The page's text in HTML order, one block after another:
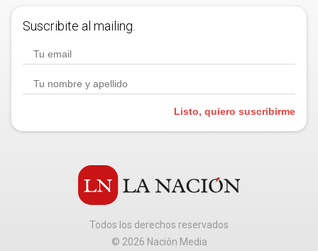
Suscribite al mailing.
Listo, quiero suscribirme
Todos los derechos reservados
© 2026 Nación Media